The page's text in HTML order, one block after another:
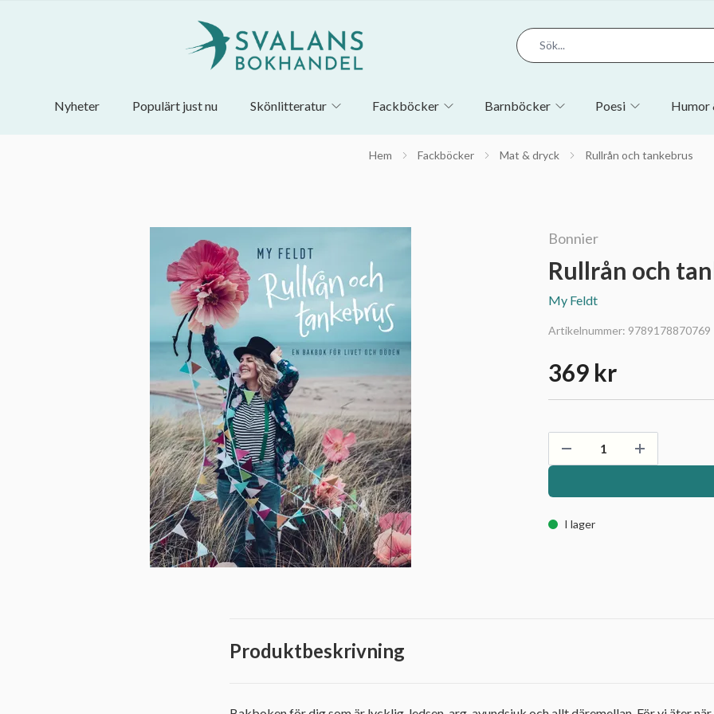
Nyheter Populärt just nu Skönlitteratur Fackböcker Barnböcker Poesi Humor
Hem Fackböcker Mat & dryck Rullrån och tankebrus
Bonnier
Rullrån och
My Feldt
Artikelnummer: 9789178870769
369 kr
I lager
Produktbeskrivning